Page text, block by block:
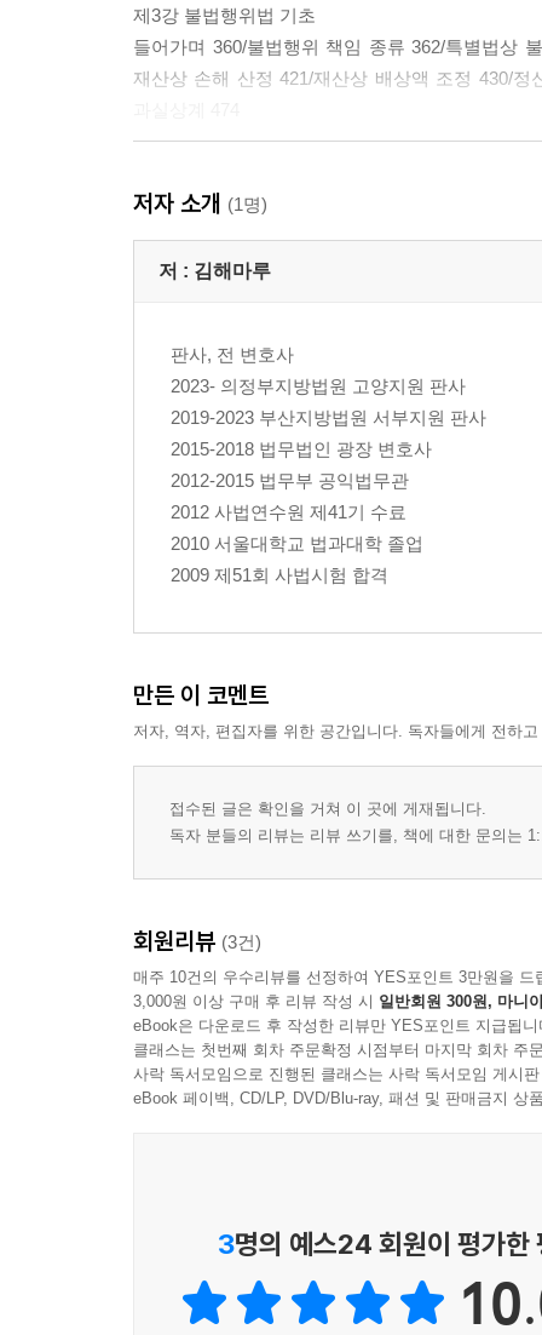
제3강 불법행위법 기초
들어가며 360/불법행위 책임 종류 362/특별법상
재산상 손해 산정 421/재산상 배상액 조정 430/
들어가며 484/물건 489/물권 507/점유권 516/소
604/점유의 기초개념 616/물권 변동 원리 627
저자 소개 (1명)
저 : 김해마루
판사, 전 변호사
2023- 의정부지방법원 고양지원 판사
2019-2023 부산지방법원 서부지원 판사
2015-2018 법무법인 광장 변호사
2012-2015 법무부 공익법무관
2012 사법연수원 제41기 수료
2010 서울대학교 법과대학 졸업
2009 제51회 사법시험 합격
만든 이 코멘트
저자, 역자, 편집자를 위한 공간입니다. 독자들에게 전하
접수된 글은 확인을 거쳐 이 곳에 게재됩니다.
독자 분들의 리뷰는 리뷰 쓰기를, 책에 대한 문의는
회원리뷰 (3건)
매주 10건의 우수리뷰를 선정하여 YES포인트 3만원을 드
3,000원 이상 구매 후 리뷰 작성 시 일반회원 300원, 마니
eBook은 다운로드 후 작성한 리뷰만 YES포인트 지급됩니
클래스는 첫번째 회차 주문확정 시점부터 마지막 회차 주
사락 독서모임으로 진행된 클래스는 사락 독서모임 게시
eBook 페이백, CD/LP, DVD/Blu-ray, 패션 및 판매금지 상
3명의 예스24 회원이 평가한